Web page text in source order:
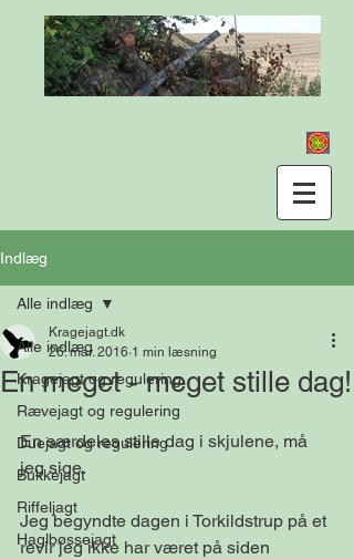
Indlæg
Alle indlæg
Kragejagt og regulering
Rævejagt og regulering
Duejagt og regulering
Bukkejagt
Riffeljagt
Haglbøssejagt
Alle indlæg
En meget - meget stille dag!
Kragejagt.dk
26. mar. 2016 1 min læsning
En særdeles stille dag i skjulene, må
jeg sige.
Jeg begyndte dagen i Torkildstrup på et
revir jeg ikke har været på siden